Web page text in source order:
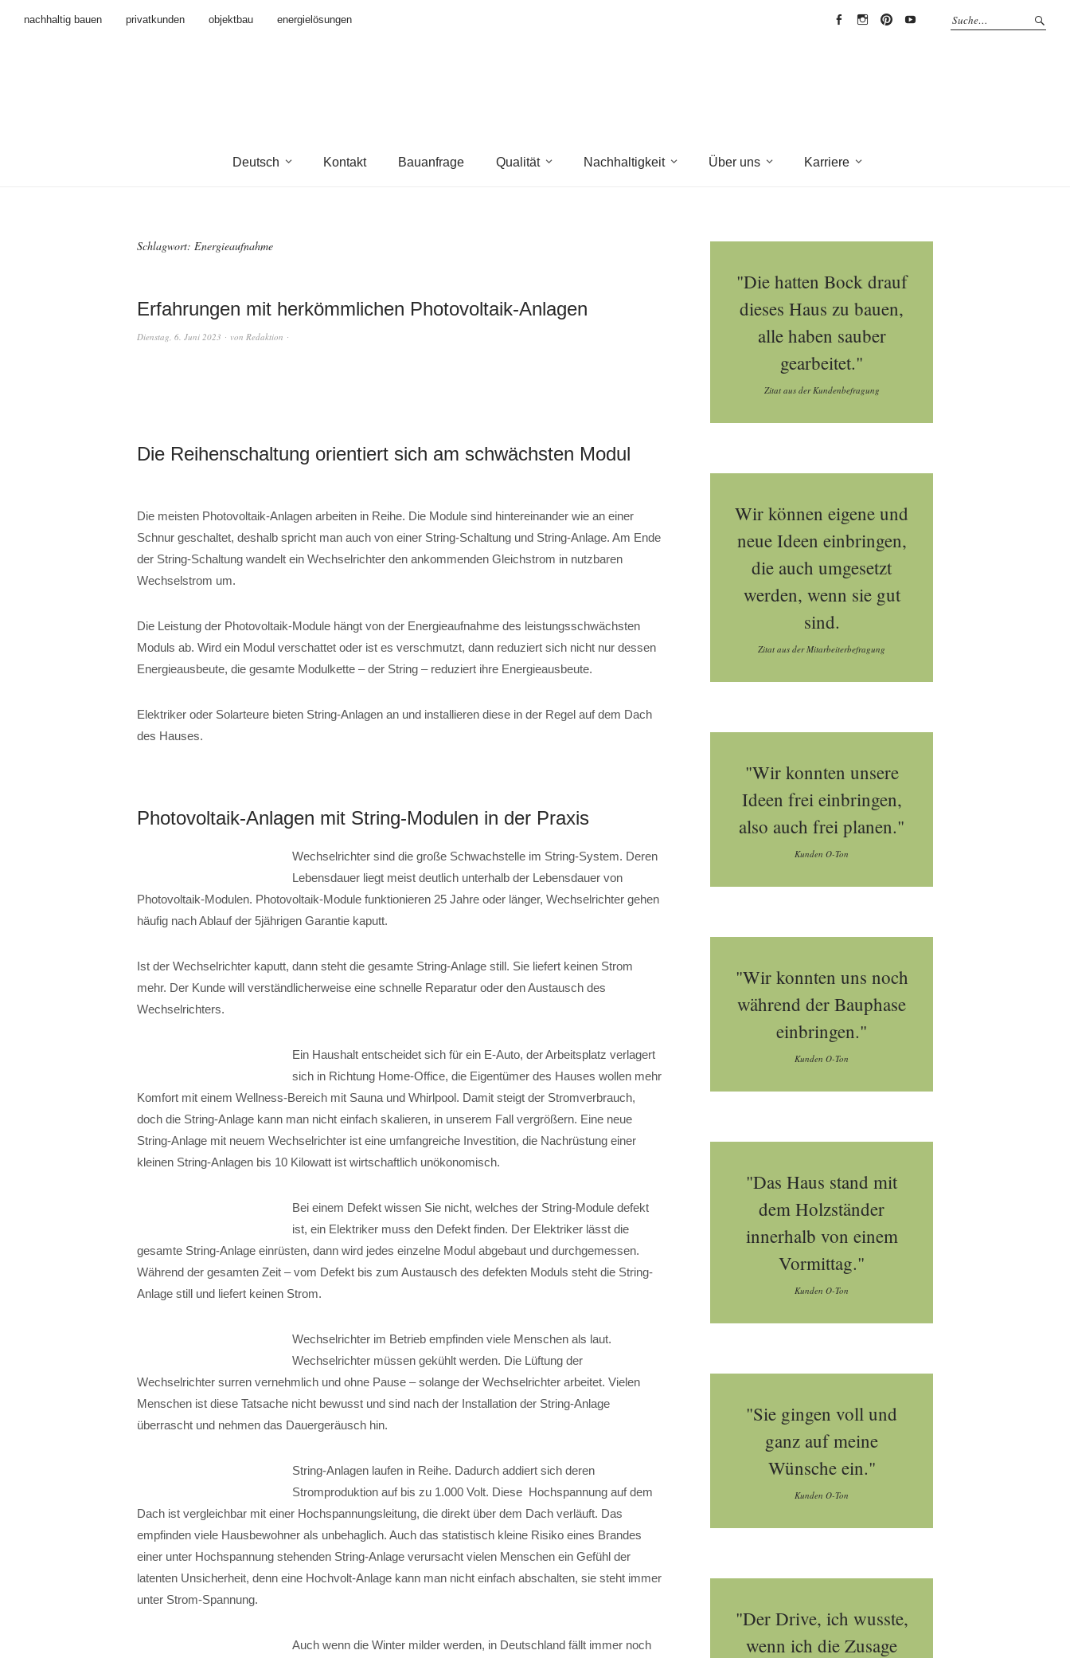
nachhaltig bauen privatkunden objektbau
energielösungen
Deutsch Kontakt Bauanfrage Qualität Nachhaltigkeit Über uns Karriere
Schlagwort: Energieaufnahme
Erfahrungen mit herkömmlichen Photovoltaik-Anlagen
Dienstag, 6. Juni 2023 von Redaktion
Die Reihenschaltung orientiert sich am schwächsten Modul
Die meisten Photovoltaik-Anlagen arbeiten in Reihe. Die Module sind hintereinander wie an einer
Schnur geschaltet, deshalb spricht man auch von einer String-Schaltung und String-Anlage. Am Ende
der String-Schaltung wandelt ein Wechselrichter den ankommenden Gleichstrom in nutzbaren
Wechselstrom um.
Die Leistung der Photovoltaik-Module hängt von der Energieaufnahme des leistungsschwächsten
Moduls ab. Wird ein Modul verschattet oder ist es verschmutzt, dann reduziert sich nicht nur dessen
Energieausbeute, die gesamte Modulkette – der String – reduziert ihre Energieausbeute.
Elektriker oder Solarteure bieten String-Anlagen an und installieren diese in der Regel auf dem Dach
des Hauses.
Photovoltaik-Anlagen mit String-Modulen in der Praxis
Wechselrichter sind die große Schwachstelle im String-System. Deren
Lebensdauer liegt meist deutlich unterhalb der Lebensdauer von
Photovoltaik-Modulen. Photovoltaik-Module funktionieren 25 Jahre oder länger, Wechselrichter gehen
häufig nach Ablauf der 5jährigen Garantie kaputt.
Ist der Wechselrichter kaputt, dann steht die gesamte String-Anlage still. Sie liefert keinen Strom
mehr. Der Kunde will verständlicherweise eine schnelle Reparatur oder den Austausch des
Wechselrichters.
Ein Haushalt entscheidet sich für ein E-Auto, der Arbeitsplatz verlagert
sich in Richtung Home-Office, die Eigentümer des Hauses wollen mehr
Komfort mit einem Wellness-Bereich mit Sauna und Whirlpool. Damit steigt der Stromverbrauch,
doch die String-Anlage kann man nicht einfach skalieren, in unserem Fall vergrößern. Eine neue
String-Anlage mit neuem Wechselrichter ist eine umfangreiche Investition, die Nachrüstung einer
kleinen String-Anlagen bis 10 Kilowatt ist wirtschaftlich unökonomisch.
Bei einem Defekt wissen Sie nicht, welches der String-Module defekt
ist, ein Elektriker muss den Defekt finden. Der Elektriker lässt die
gesamte String-Anlage einrüsten, dann wird jedes einzelne Modul abgebaut und durchgemessen.
Während der gesamten Zeit – vom Defekt bis zum Austausch des defekten Moduls steht die String-
Anlage still und liefert keinen Strom.
Wechselrichter im Betrieb empfinden viele Menschen als laut.
Wechselrichter müssen gekühlt werden. Die Lüftung der
Wechselrichter surren vernehmlich und ohne Pause – solange der Wechselrichter arbeitet. Vielen
Menschen ist diese Tatsache nicht bewusst und sind nach der Installation der String-Anlage
überrascht und nehmen das Dauergeräusch hin.
String-Anlagen laufen in Reihe. Dadurch addiert sich deren
Stromproduktion auf bis zu 1.000 Volt. Diese Hochspannung auf dem
Dach ist vergleichbar mit einer Hochspannungsleitung, die direkt über dem Dach verläuft. Das
empfinden viele Hausbewohner als unbehaglich. Auch das statistisch kleine Risiko eines Brandes
einer unter Hochspannung stehenden String-Anlage verursacht vielen Menschen ein Gefühl der
latenten Unsicherheit, denn eine Hochvolt-Anlage kann man nicht einfach abschalten, sie steht immer
unter Strom-Spannung.
Auch wenn die Winter milder werden, in Deutschland fällt immer noch
"Die hatten Bock drauf
dieses Haus zu bauen,
alle haben sauber
gearbeitet."
Zitat aus der Kundenbefragung
Wir können eigene und
neue Ideen einbringen,
die auch umgesetzt
werden, wenn sie gut
sind.
Zitat aus der Mitarbeiterbefragung
"Wir konnten unsere
Ideen frei einbringen,
also auch frei planen."
Kunden O-Ton
"Wir konnten uns noch
während der Bauphase
einbringen."
Kunden O-Ton
"Das Haus stand mit
dem Holzständer
innerhalb von einem
Vormittag."
Kunden O-Ton
"Sie gingen voll und
ganz auf meine
Wünsche ein."
Kunden O-Ton
"Der Drive, ich wusste,
wenn ich die Zusage